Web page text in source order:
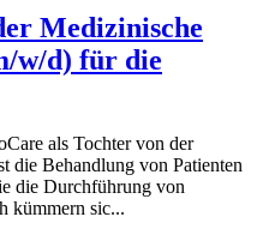
Medizinische
w/d) für die
als Tochter von der
die Behandlung von Patienten
die Durchführung von
kümmern sic...